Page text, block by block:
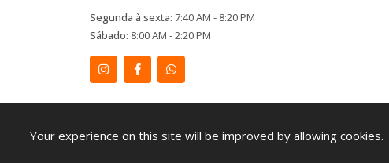
Segunda à sexta: 7:40 AM - 8:20 PM
Sábado: 8:00 AM - 2:20 PM
Your experience on this site will be improved by allowing cookies.